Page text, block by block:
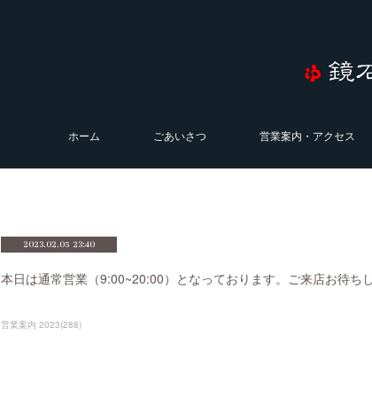
ホーム ごあいさつ 営業案内・アクセス
2023.02.05 23:40
本日は通常営業（9:00~20:00）となっております。ご来店お待ち
営業案内 2023(288)